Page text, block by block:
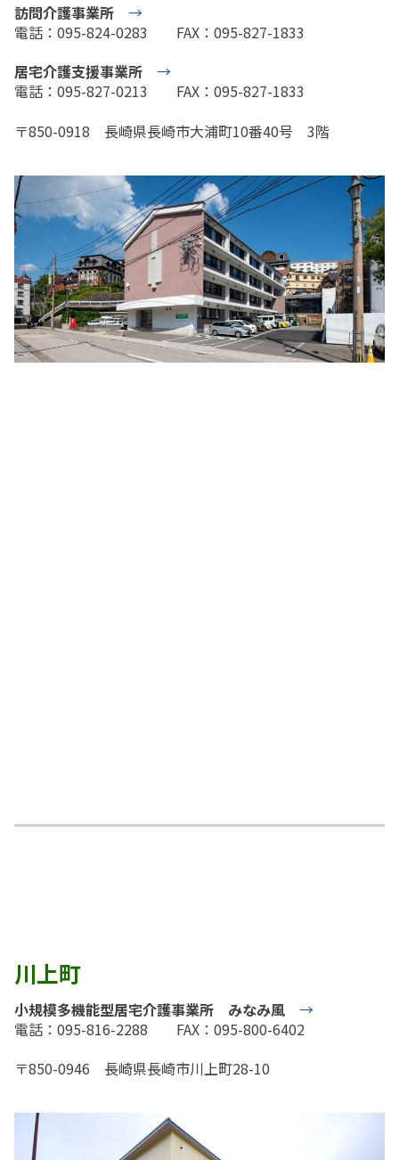
訪問介護事業所
→
電話：095-824-0283 FAX：095-827-1833
居宅介護支援事業所
→
電話：095-827-0213 FAX：095-827-1833
〒850-0918 長崎県長崎市大浦町10番40号 3階
川上町
小規模多機能型居宅介護事業所 みなみ風
→
電話：095-816-2288 FAX：095-800-6402
〒850-0946 長崎県長崎市川上町28-10